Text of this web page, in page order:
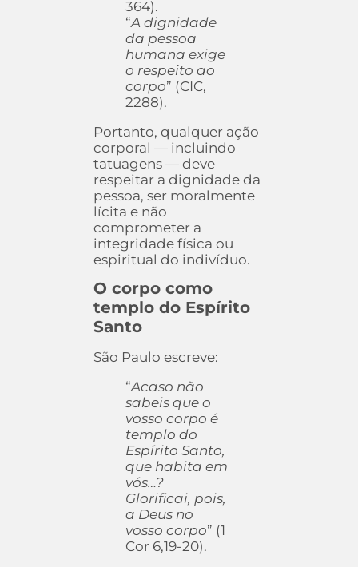
364).
“A dignidade
da pessoa
humana exige
o respeito ao
corpo” (CIC,
2288).
Portanto, qualquer ação
corporal — incluindo
tatuagens — deve
respeitar a dignidade da
pessoa, ser moralmente
lícita e não
comprometer a
integridade física ou
espiritual do indivíduo.
O corpo como
templo do Espírito
Santo
São Paulo escreve:
“Acaso não
sabeis que o
vosso corpo é
templo do
Espírito Santo,
que habita em
vós…?
Glorificai, pois,
a Deus no
vosso corpo” (1
Cor 6,19-20).